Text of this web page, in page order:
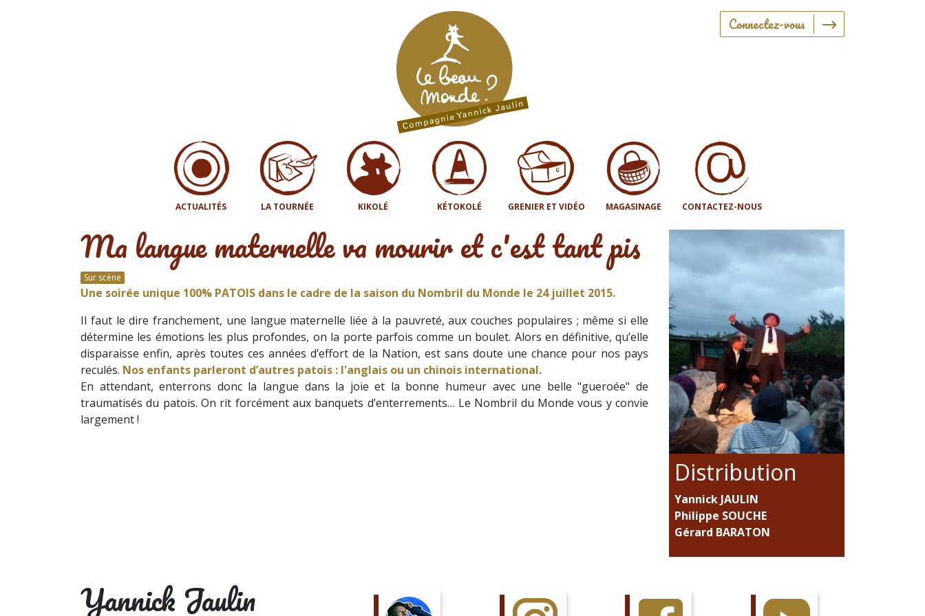
Connectez-vous
ACTUALITÉS LA TOURNÉE KIKOLÉ KÉTOKOLÉ GRENIER ET VIDÉO MAGASINAGE CONTACTEZ-NOUS
Ma langue maternelle va mourir et c'est tant pis
Sur scène
Une soirée unique 100% PATOIS dans le cadre de la saison du Nombril du Monde le 24 juillet 2015.
Il faut le dire franchement, une langue maternelle liée à la pauvreté, aux couches populaires ; même si elle
détermine les émotions les plus profondes, on la porte parfois comme un boulet. Alors en définitive, qu’elle
disparaisse enfin, après toutes ces années d’effort de la Nation, est sans doute une chance pour nos pays
reculés. Nos enfants parleront d’autres patois : l'anglais ou un chinois international.
En attendant, enterrons donc la langue dans la joie et la bonne humeur avec une belle "gueroée" de
traumatisés du patois. On rit forcément aux banquets d’enterrements… Le Nombril du Monde vous y convie
largement !
Distribution
Yannick JAULIN
Philippe SOUCHE
Gérard BARATON
Yannick Jaulin